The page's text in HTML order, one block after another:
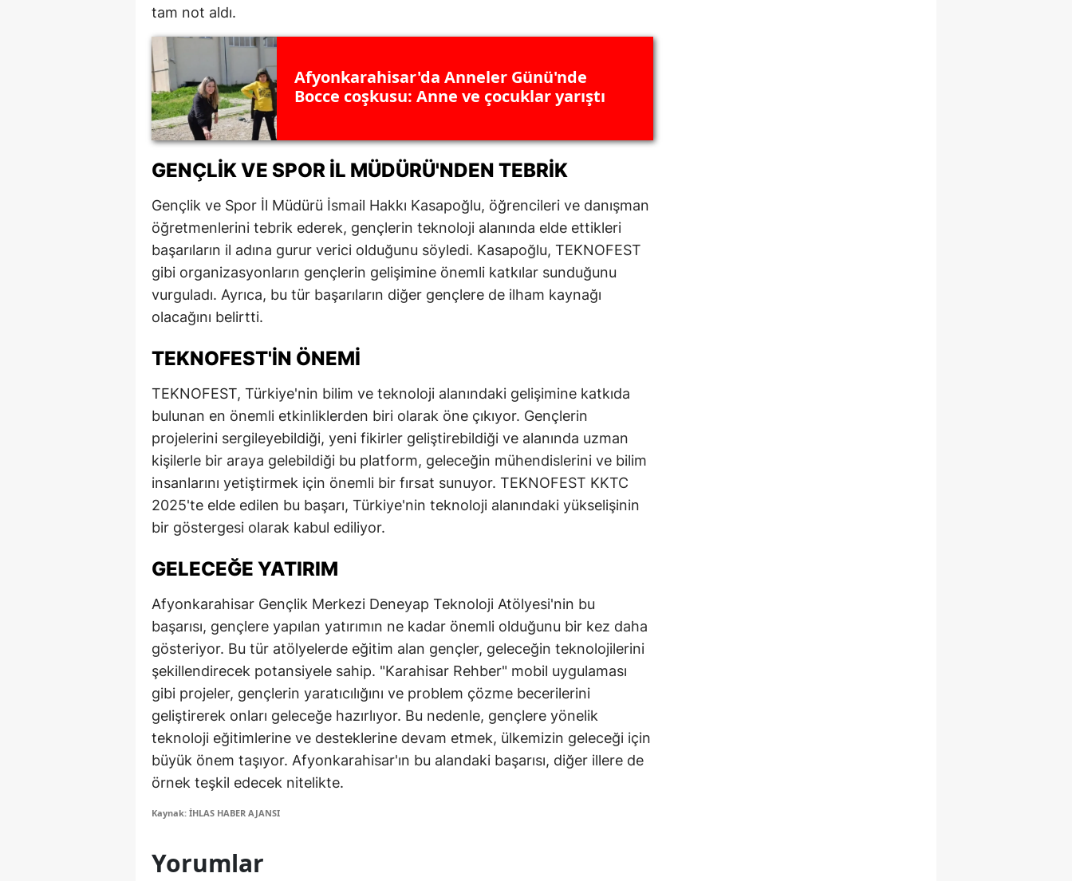
Kastamonu
Kırklareli
Kocaeli
Konya
Kütahya
Manisa
Kahramanmaraş
Mardin
Muş
Nevşehir
Rize
Sakarya
Samsun
Siirt
Sinop
tam not aldı.
Afyonkarahisar'da Anneler Günü'nde
Bocce coşkusu: Anne ve çocuklar yarıştı
GENÇLIK VE SPOR İL MÜDÜRÜ'NDEN TEBRIK
Gençlik ve Spor İl Müdürü İsmail Hakkı Kasapoğlu, öğrencileri ve danışman
öğretmenlerini tebrik ederek, gençlerin teknoloji alanında elde ettikleri
başarıların il adına gurur verici olduğunu söyledi. Kasapoğlu, TEKNOFEST
gibi organizasyonların gençlerin gelişimine önemli katkılar sunduğunu
vurguladı. Ayrıca, bu tür başarıların diğer gençlere de ilham kaynağı
olacağını belirtti.
TEKNOFEST'IN ÖNEMI
TEKNOFEST, Türkiye'nin bilim ve teknoloji alanındaki gelişimine katkıda
bulunan en önemli etkinliklerden biri olarak öne çıkıyor. Gençlerin
projelerini sergileyebildiği, yeni fikirler geliştirebildiği ve alanında uzman
kişilerle bir araya gelebildiği bu platform, geleceğin mühendislerini ve bilim
insanlarını yetiştirmek için önemli bir fırsat sunuyor. TEKNOFEST KKTC
2025'te elde edilen bu başarı, Türkiye'nin teknoloji alanındaki yükselişinin
bir göstergesi olarak kabul ediliyor.
GELECEĞE YATIRIM
Afyonkarahisar Gençlik Merkezi Deneyap Teknoloji Atölyesi'nin bu
başarısı, gençlere yapılan yatırımın ne kadar önemli olduğunu bir kez daha
gösteriyor. Bu tür atölyelerde eğitim alan gençler, geleceğin teknolojilerini
şekillendirecek potansiyele sahip. "Karahisar Rehber" mobil uygulaması
gibi projeler, gençlerin yaratıcılığını ve problem çözme becerilerini
geliştirerek onları geleceğe hazırlıyor. Bu nedenle, gençlere yönelik
teknoloji eğitimlerine ve desteklerine devam etmek, ülkemizin geleceği için
büyük önem taşıyor. Afyonkarahisar'ın bu alandaki başarısı, diğer illere de
örnek teşkil edecek nitelikte.
Kaynak: İHLAS HABER AJANSI
Yorumlar